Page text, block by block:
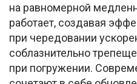
на равномерной
работает, создавая
при чередовании
соблазнительно
при погружении.